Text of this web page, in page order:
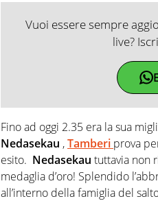
Vuoi essere sempre
live?
Fino ad oggi 2.35 era la sua
Nedasekau ,Tamberi prova
esito. Nedasekau tuttavia non
medaglia d’oro! Splendido
all’interno della famiglia del